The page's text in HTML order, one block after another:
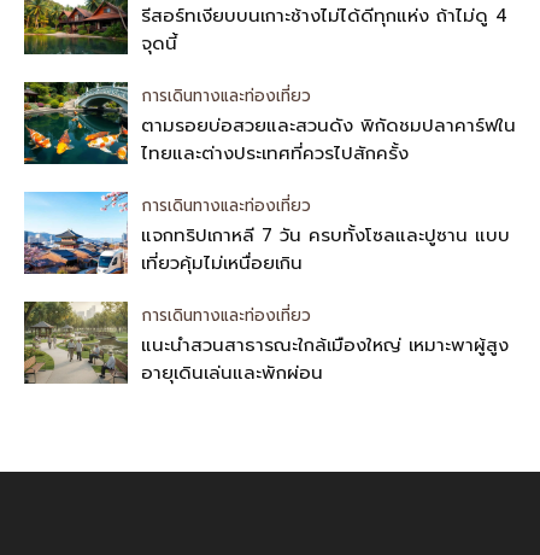
รีสอร์ทเงียบบนเกาะช้างไม่ได้ดีทุกแห่ง ถ้าไม่ดู 4
จุดนี้
การเดินทางและท่องเที่ยว
ตามรอยบ่อสวยและสวนดัง พิกัดชมปลาคาร์ฟใน
ไทยและต่างประเทศที่ควรไปสักครั้ง
การเดินทางและท่องเที่ยว
แจกทริปเกาหลี 7 วัน ครบทั้งโซลและปูซาน แบบ
เที่ยวคุ้มไม่เหนื่อยเกิน
การเดินทางและท่องเที่ยว
แนะนำสวนสาธารณะใกล้เมืองใหญ่ เหมาะพาผู้สูง
อายุเดินเล่นและพักผ่อน